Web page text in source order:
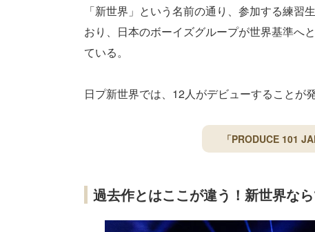
「新世界」という名前の通り、参加する練
おり、日本のボーイズグループが世界基準へ
ている。
日プ新世界では、12人がデビューすることが
「PRODUCE 101
過去作とはここが違う！新世界な